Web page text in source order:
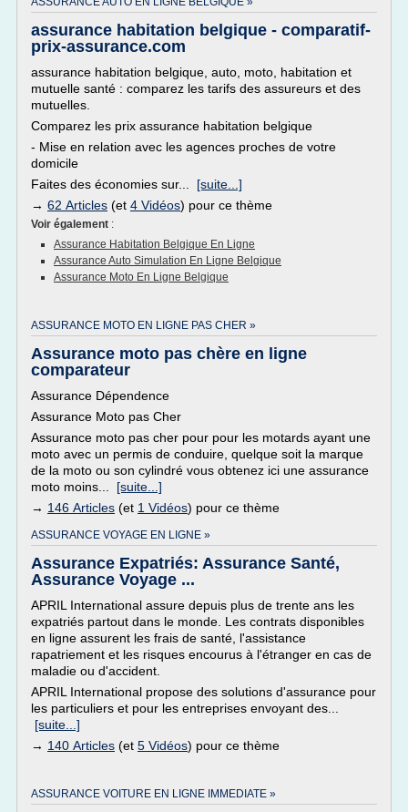
assurance habitation belgique - comparatif-
prix-assurance.com
assurance habitation belgique, auto, moto, habitation et
mutuelle santé : comparez les tarifs des assureurs et des
mutuelles.
Comparez les prix assurance habitation belgique
- Mise en relation avec les agences proches de votre
domicile
Faites des économies sur... [suite...]
→ 62 Articles (et 4 Vidéos) pour ce thème
Voir également :
Assurance Habitation Belgique En Ligne
Assurance Auto Simulation En Ligne Belgique
Assurance Moto En Ligne Belgique
ASSURANCE MOTO EN LIGNE PAS CHER »
Assurance moto pas chère en ligne
comparateur
Assurance Dépendence
Assurance Moto pas Cher
Assurance moto pas cher pour pour les motards ayant une
moto avec un permis de conduire, quelque soit la marque
de la moto ou son cylindré vous obtenez ici une assurance
moto moins... [suite...]
→ 146 Articles (et 1 Vidéos) pour ce thème
ASSURANCE VOYAGE EN LIGNE »
Assurance Expatriés: Assurance Santé,
Assurance Voyage ...
APRIL International assure depuis plus de trente ans les
expatriés partout dans le monde. Les contrats disponibles
en ligne assurent les frais de santé, l'assistance
rapatriement et les risques encourus à l'étranger en cas de
maladie ou d'accident.
APRIL International propose des solutions d'assurance pour
les particuliers et pour les entreprises envoyant des...
[suite...]
→ 140 Articles (et 5 Vidéos) pour ce thème
ASSURANCE VOITURE EN LIGNE IMMEDIATE »